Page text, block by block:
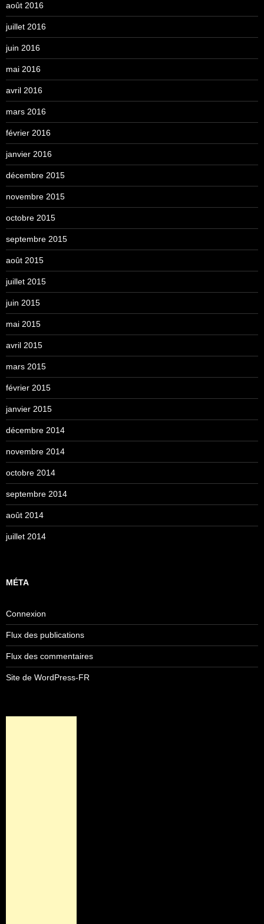
août 2016
juillet 2016
juin 2016
mai 2016
avril 2016
mars 2016
février 2016
janvier 2016
décembre 2015
novembre 2015
octobre 2015
septembre 2015
août 2015
juillet 2015
juin 2015
mai 2015
avril 2015
mars 2015
février 2015
janvier 2015
décembre 2014
novembre 2014
octobre 2014
septembre 2014
août 2014
juillet 2014
MÉTA
Connexion
Flux des publications
Flux des commentaires
Site de WordPress-FR